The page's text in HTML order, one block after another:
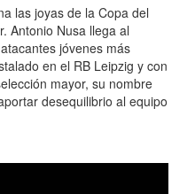
las joyas de la Copa del
Antonio Nusa llega al
jóvenes más
en el RB Leipzig y con
mayor, su nombre
desequilibrio al equipo